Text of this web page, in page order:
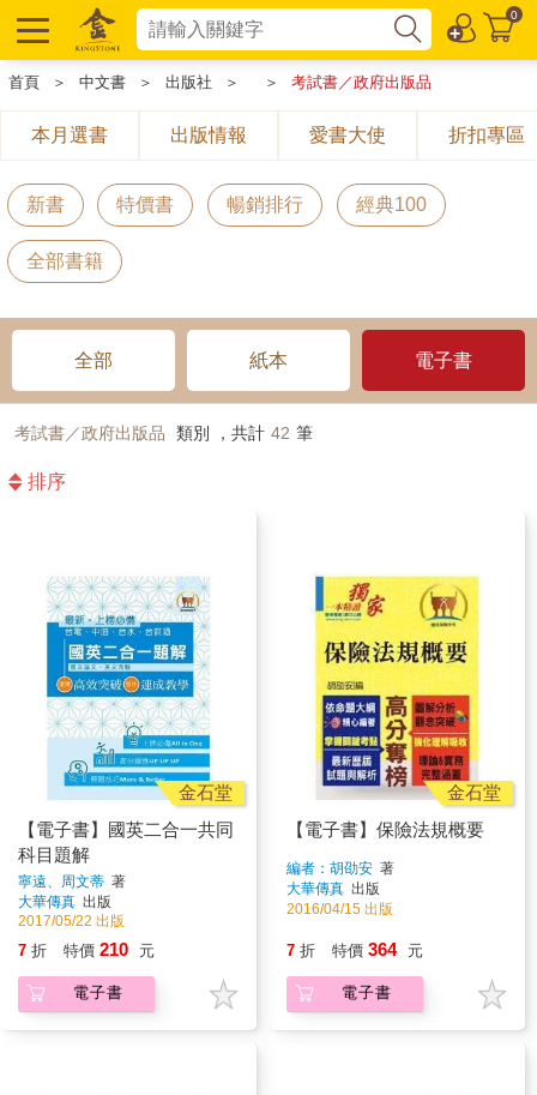
0
首頁 ＞ 中文書 ＞ 出版社 ＞ ＞ 考試書／政府出版品
本月選書 出版情報 愛書大使 折扣專區
新書 特價書 暢銷排行 經典100
全部書籍
全部 紙本 電子書
考試書／政府出版品 類別 ，共計 42 筆
排序
金石堂
【電子書】國英二合一共同
科目題解
寧遠、周文蒂 著
大華傳真 出版
2017/05/22 出版
7 折 特價 210 元
電子書
金石堂
【電子書】保險法規概要
編者：胡劭安 著
大華傳真 出版
2016/04/15 出版
7 折 特價 364 元
電子書